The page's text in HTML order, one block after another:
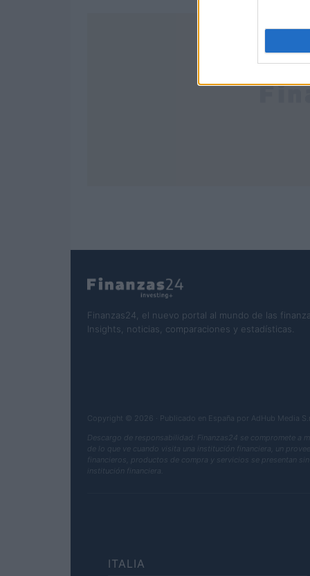
Finanzas24, el nuevo portal al mundo de las
Insights, noticias, comparaciones y estadísticas.
Copyright © 2026 · Publicado en España por AdHub Media
Descargo de responsabilidad: Finanzas24 se compromete a
de lo que ve cuando visita una institución financiera, un
financieros, productos de compra y servicios se presentan
institución financiera.
ITALIA